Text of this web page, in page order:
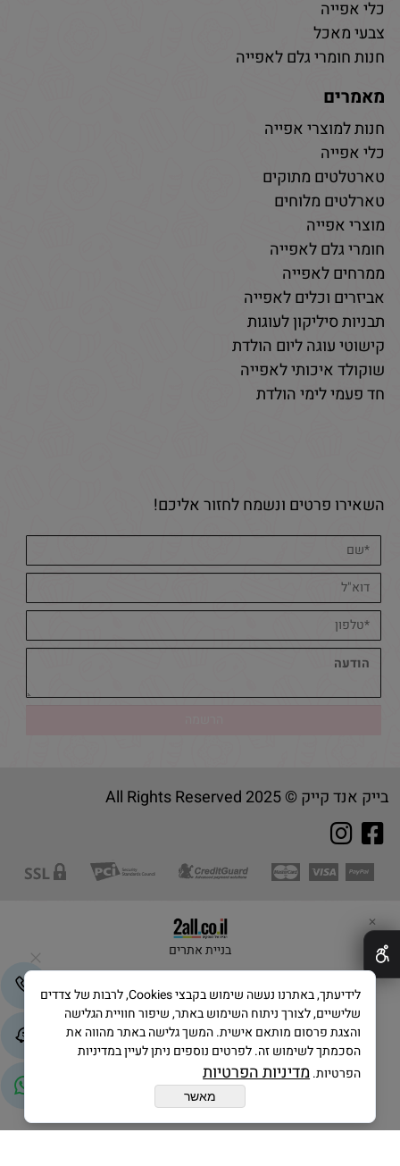
כלי אפייה
צבעי מאכל
חנות חומרי גלם לאפייה
מאמרים
חנות למוצרי אפייה
כלי אפייה
טארטלטים מתוקים
טארלטים מלוחים
מוצרי אפייה
חומרי גלם לאפייה
ממרחים לאפייה
אביזרים וכלים לאפייה
תבניות סיליקון לעוגות
קישוטי עוגה ליום הולדת
שוקולד איכותי לאפייה
חד פעמי לימי הולדת
השאירו פרטים ונשמח לחזור אליכם!
בייק אנד קייק © 2025 All Rights Reserved
בניית אתרים
✕
לידיעתך, באתרנו נעשה שימוש בקבצי Cookies, לרבות של צדדים
שלישיים, לצורך ניתוח השימוש באתר, שיפור חוויית הגלישה
והצגת פרסום מותאם אישית. המשך גלישה באתר מהווה את
הסכמתך לשימוש זה. לפרטים נוספים ניתן לעיין במדיניות
הפרטיות.מדיניות הפרטיות
מאשר